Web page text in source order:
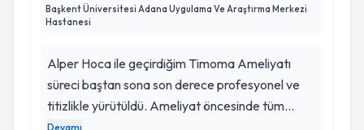
beklendiği gibi ilerledi; kontroller titizlikle yapıldı
Timoma Ameliyatı, Alper Hoca’nın
profesyonelliği, deneyimi ve titiz yaklaşımı
sayesinde hem sağlık hem de yaşam kalitesi
açısından beklentilerimin çok üzerinde bir sonuç
Başkent Üniversitesi Adana Uygulama Ve Araştırma Merkezi
Hastanesi
Alper Hoca ile geçirdiğim Timoma Ameliyatı
süreci baştan sona son derece profesyonel ve
titizlikle yürütüldü. Ameliyat öncesinde tüm
tetkikler detaylı şekilde yapıldı, timomun boyutu,
Devamı